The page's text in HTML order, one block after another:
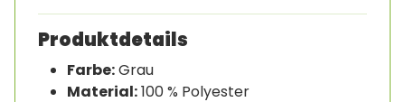
Produktdetails
Farbe:Grau
Material:100 % Polyester